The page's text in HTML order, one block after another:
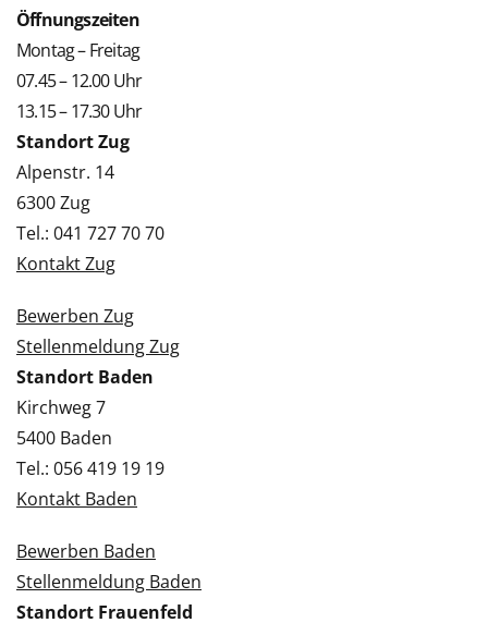
Öffnungszeiten
Montag – Freitag
07.45 – 12.00 Uhr
13.15 – 17.30 Uhr
Standort Zug
Alpenstr. 14
6300 Zug
Tel.: 041 727 70 70
Kontakt Zug
Bewerben Zug
Stellenmeldung Zug
Standort Baden
Kirchweg 7
5400 Baden
Tel.: 056 419 19 19
Kontakt Baden
Bewerben Baden
Stellenmeldung Baden
Standort Frauenfeld